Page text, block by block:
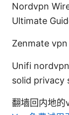
Nordvpn
Ultimate
Zenmate
Unifi
solid privacy
翻墙回内地的